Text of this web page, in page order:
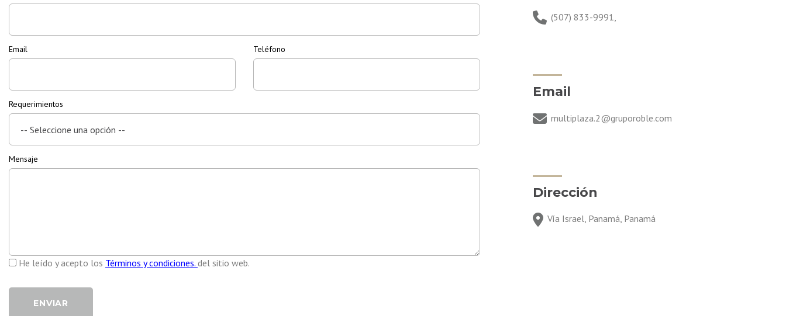
Email Teléfono
Requerimientos
Mensaje
He leído y acepto los Términos y condiciones. del sitio web.
ENVIAR
(507) 833-9991,
Email
multiplaza.2@gruporoble.com
Dirección
Vía Israel, Panamá, Panamá